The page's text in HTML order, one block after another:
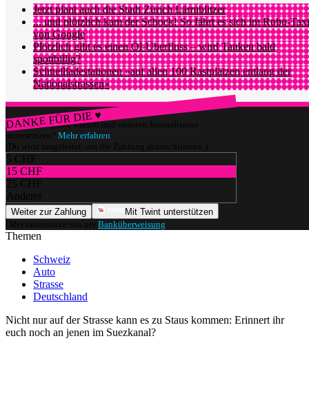
Jetzt plant auch die Stadt Zürich Lärmblitzer
... und plötzlich kam der Schock! So fährt es sich im Robo-Taxi
von Google
Plötzlich gibt es einen Öl-Überfluss – wird Tanken bald
spottbillig?
Schnellladestationen «auf allen 100 Rastplätzen entlang der
Nationalstrassen»
DANKE FÜR DIE ♥
Würdest du gerne watson und unseren Journalismus
unterstützen? Mehr erfahren
(Du wirst umgeleitet, um die Zahlung abzuschliessen.)
5 CHF
15 CHF
25 CHF
Anderer
Weiter zur Zahlung
Mit Twint unterstützen
Oder unterstütze uns per Banküberweisung
Themen
Schweiz
Auto
Strasse
Deutschland
Nicht nur auf der Strasse kann es zu Staus kommen: Erinnert ihr
euch noch an jenen im Suezkanal?